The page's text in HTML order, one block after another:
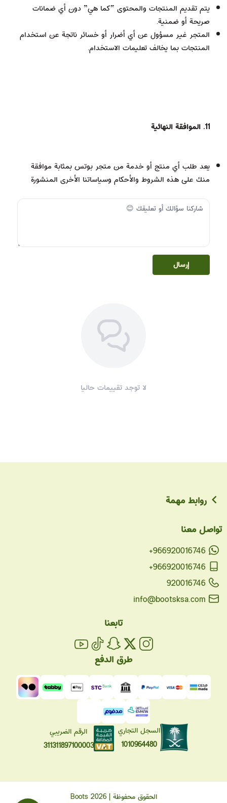
يتم تقديم المنتجات والمحتوى “كما هي” دون أي ضمانات
صريحة أو ضمنية.
المتجر غير مسؤول عن أي أضرار أو خسائر ناتجة عن استخدام
المنتجات بما يخالف تعليمات الاستخدام.
11. الموافقة النهائية
يعد طلب أي منتج أو خدمة من متجر بوتس بمثابة موافقة
منك على هذه الشروط والأحكام وسياساتنا الأخرى المنشورة
إرسال
لا توجد تقييمات حاليا
روابط مهمة
تواصل معنا
+966920016746
+966920016746
920016746
info@bootsksa.com
تابعنا
طرق الدفع
السجل التجاري
1010964480
الرقم الضريبي
311311897100003
الحقوق محفوظة | 2026 Boots